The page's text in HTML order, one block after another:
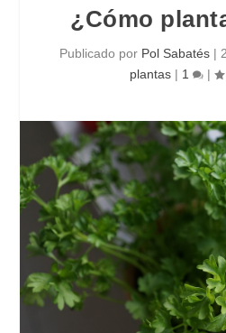
¿Cómo
Publicado por Pol Sabatés |
plantas | 1 |